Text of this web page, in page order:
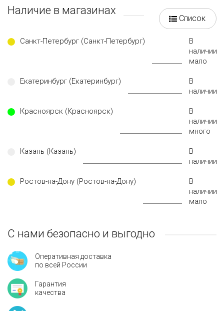
Наличие в магазинах
Список
Санкт-Петербург (Санкт-Петербург)
В
наличии
мало
Екатеринбург (Екатеринбург)
В
наличии
Красноярск (Красноярск)
В
наличии
много
Казань (Казань)
В
наличии
Ростов-на-Дону (Ростов-на-Дону)
В
наличии
мало
С нами безопасно и выгодно
Оперативная доставка
по всей России
Гарантия
качества